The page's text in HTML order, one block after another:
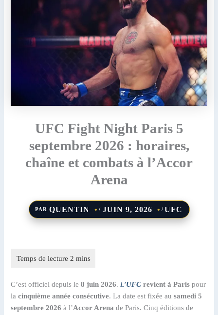
UFC Fight Night Paris 5
septembre 2026 : horaires,
chaîne et combats à l’Accor
Arena
PAR QUENTIN / JUIN 9, 2026 / UFC
C’est officiel depuis le8 juin 2026. L’UFCrevient à Paris pour
lacinquième année consécutive. La date est fixée ausamedi 5
septembre 2026 à l’Accor Arena de Paris. Cinq éditions de